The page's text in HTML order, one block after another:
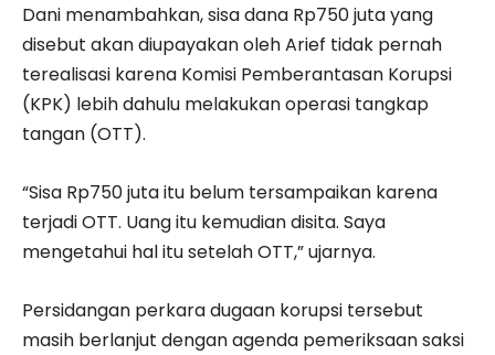
Dani menambahkan, sisa dana Rp750 juta yang
disebut akan diupayakan oleh Arief tidak pernah
terealisasi karena Komisi Pemberantasan Korupsi
(KPK) lebih dahulu melakukan operasi tangkap
tangan (OTT).
“Sisa Rp750 juta itu belum tersampaikan karena
terjadi OTT. Uang itu kemudian disita. Saya
mengetahui hal itu setelah OTT,” ujarnya.
Persidangan perkara dugaan korupsi tersebut
masih berlanjut dengan agenda pemeriksaan saksi